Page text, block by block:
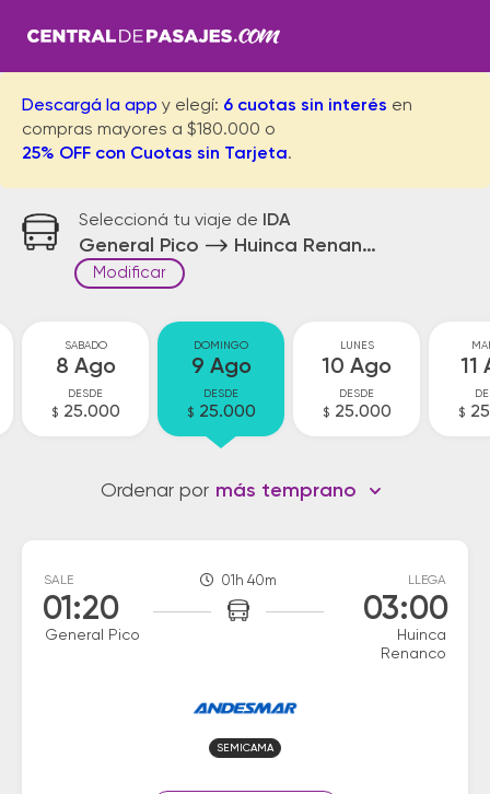
Descargá la app y elegí: 6 cuotas sin interés en
compras mayores a $180.000 o
25% OFF con Cuotas sin Tarjeta.
Seleccioná tu viaje de IDA
General Pico Huinca Renanco
Modificar
SABADO
8 Ago
DESDE
$ 25.000
DOMINGO
9 Ago
DESDE
$ 25.000
LUNES
10 Ago
DESDE
$ 25.000
11
$
Ordenar por más temprano
SALE
01:20
General Pico
01h 40m LLEGA
03:00
Huinca
Renanco
SEMICAMA